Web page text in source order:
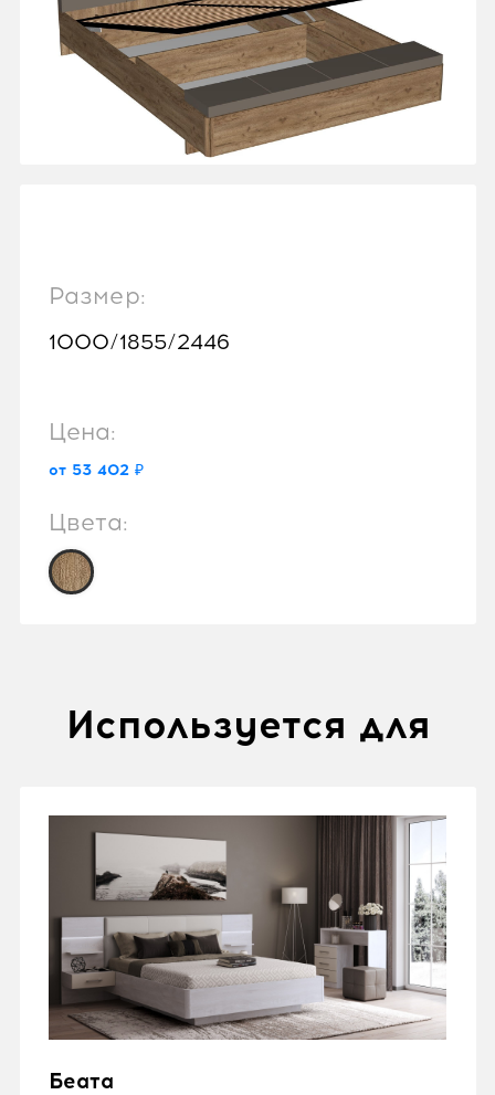
Размер:
1000/1855/2446
Цена:
от 53 402 ₽
Цвета:
Используется для
Беата